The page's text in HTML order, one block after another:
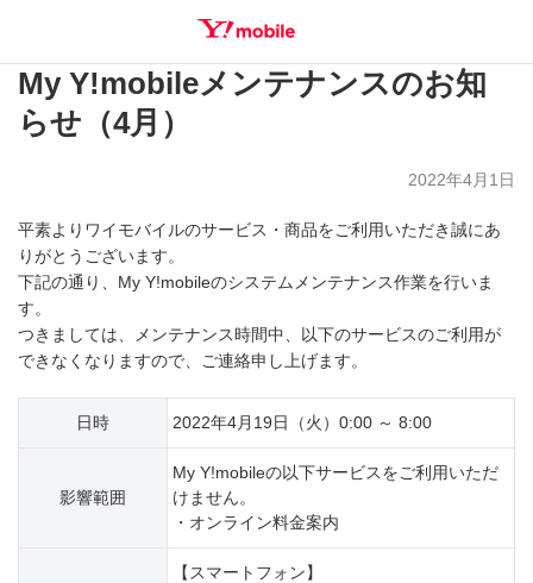
SEARCH
My Y!mobileメンテナンスのお知
らせ（4月）
2022年4月1日
平素よりワイモバイルのサービス・商品をご利用いただき誠にあ
りがとうございます。
下記の通り、My Y!mobileのシステムメンテナンス作業を行いま
す。
つきましては、メンテナンス時間中、以下のサービスのご利用が
できなくなりますので、ご連絡申し上げます。
日時 2022年4月19日（火）0:00 ～ 8:00
影響範囲
My Y!mobileの以下サービスをご利用いただ
けません。
・オンライン料金案内
【スマートフォン】